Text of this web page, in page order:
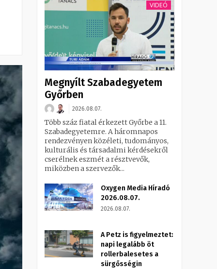
VIDEÓ
Megnyílt Szabadegyetem
Győrben
2026.08.07.
Több száz fiatal érkezett Győrbe a 11.
Szabadegyetemre. A háromnapos
rendezvényen közéleti, tudományos,
kulturális és társadalmi kérdésekről
cserélnek eszmét a résztvevők,
miközben a szervezők...
Oxygen Media Híradó
2026.08.07.
2026.08.07.
A Petz is figyelmeztet:
napi legalább öt
rollerbalesetes a
sürgősségin